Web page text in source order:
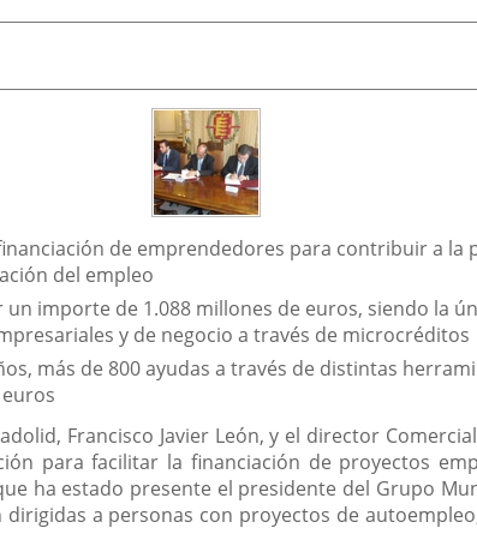
de emprendedores para contribuir a la
del empleo
importe de 1.088 millones de euros, siendo la
y de negocio a través de microcréditos
más de 800 ayudas a través de distintas
Francisco Javier León, y el director
para facilitar la financiación de proyectos
ha estado presente el presidente del Grupo
a personas con proyectos de